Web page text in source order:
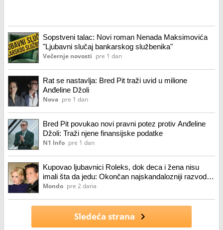
Sopstveni talac: Novi roman Nenada Maksimovića
"Ljubavni slučaj bankarskog službenika"
Večernje novosti pre 1 dan
Rat se nastavlja: Bred Pit traži uvid u milione
Anđeline Džoli
Nova pre 1 dan
Bred Pit povukao novi pravni potez protiv Anđeline
Džoli: Traži njene finansijske podatke
N1 Info pre 1 dan
Kupovao ljubavnici Roleks, dok deca i žena nisu
imali šta da jedu: Okončan najskandalozniji razvod u
Holivudu
Mondo pre 2 dana
Sledeća strana